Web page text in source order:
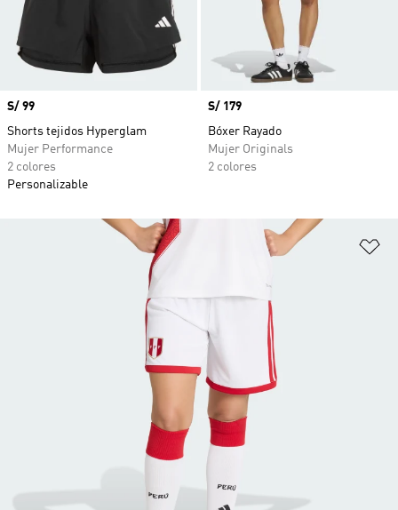
Precio
S/ 99
Shorts tejidos Hyperglam
Mujer Performance
2 colores
Personalizable
Precio
S/ 179
Bóxer Rayado
Mujer Originals
2 colores